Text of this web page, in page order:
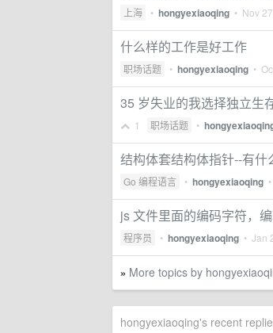
上海 • hongyexiaoqing • Nov
什么样的工作是好工作
职场话题 • hongyexiaoqing •
35 岁失业的我选择独立生
1 职场话题 •
结构体套结构体指针--有什
Go 编程语言 • hongyexiaoqing •
js 文件里面的编码字符，
程序员 • hongyexiaoqing • Jan
» More topics by
hongyexiaoqing's recent